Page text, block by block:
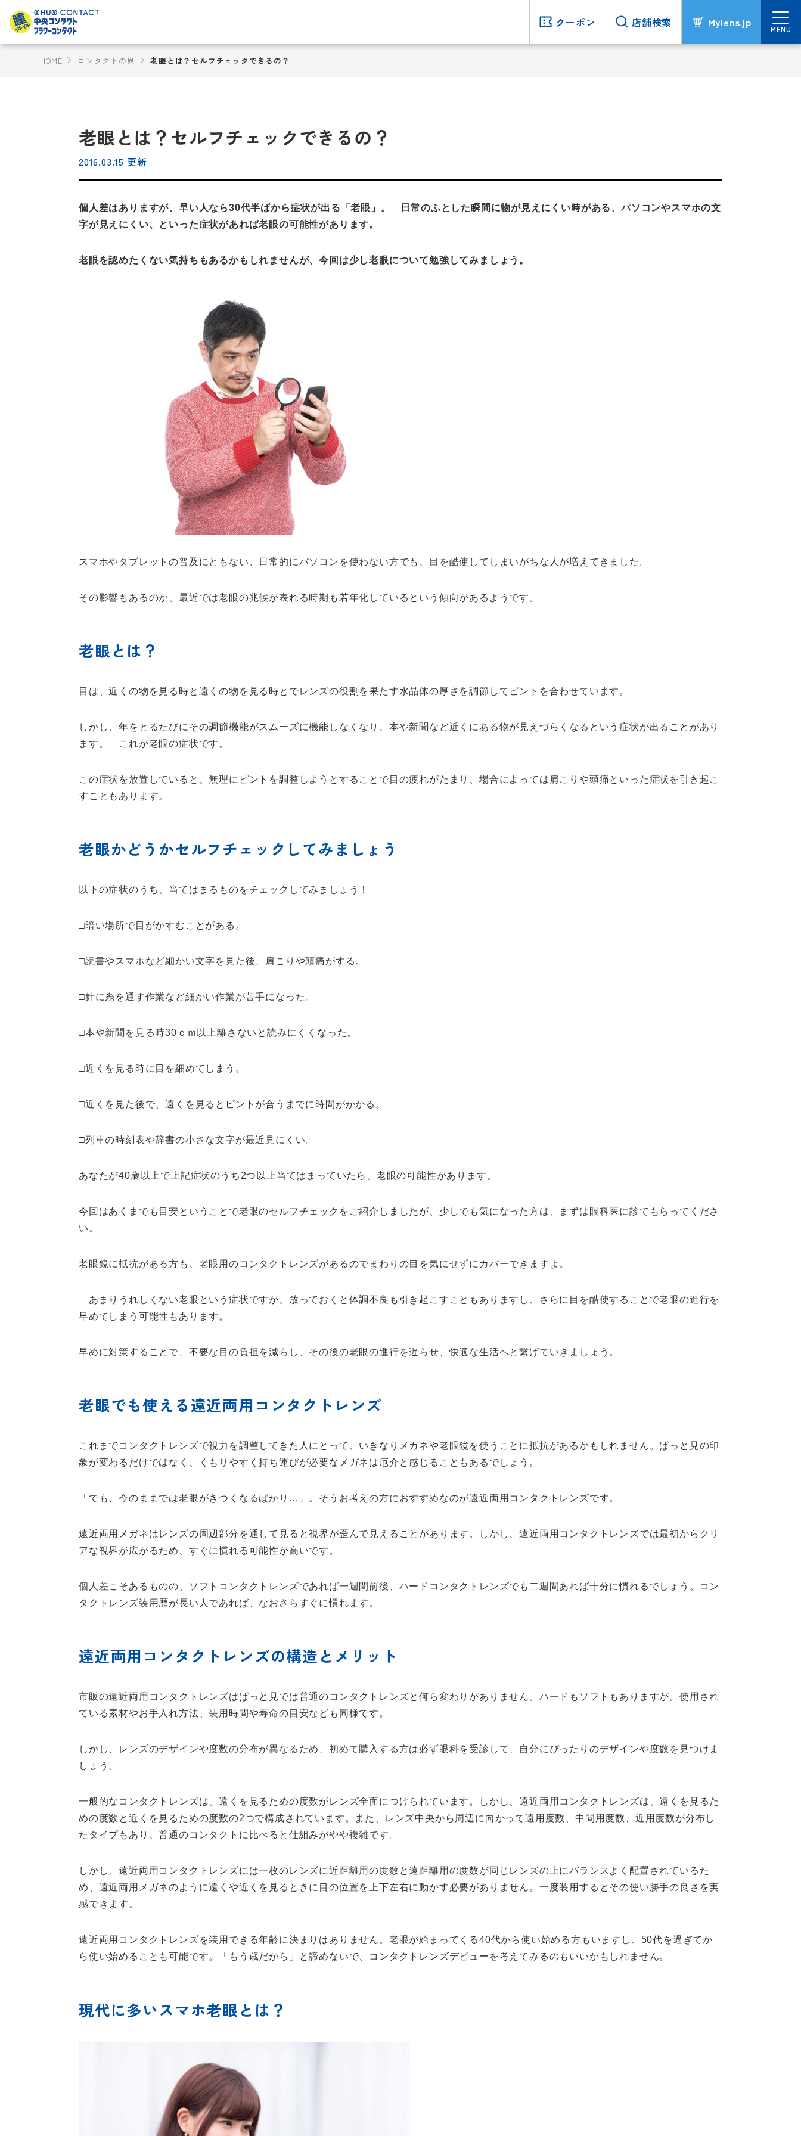
クーポン 店舗検索 Mylens.jp
MENU
HOME コンタクトの泉 老眼とは？セルフチェックできるの？
老眼とは？セルフチェックできるの？
2016.03.15 更新
個人差はありますが、早い人なら30代半ばから症状が出る「老眼」。 日常のふとした瞬間に物が見えにくい時がある、パソコンやスマホの文
字が見えにくい、といった症状があれば老眼の可能性があります。
老眼を認めたくない気持ちもあるかもしれませんが、今回は少し老眼について勉強してみましょう。
スマホやタブレットの普及にともない、日常的にパソコンを使わない方でも、目を酷使してしまいがちな人が増えてきました。
その影響もあるのか、最近では老眼の兆候が表れる時期も若年化しているという傾向があるようです。
老眼とは？
目は、近くの物を見る時と遠くの物を見る時とでレンズの役割を果たす水晶体の厚さを調節してピントを合わせています。
しかし、年をとるたびにその調節機能がスムーズに機能しなくなり、本や新聞など近くにある物が見えづらくなるという症状が出ることがあり
ます。 これが老眼の症状です。
この症状を放置していると、無理にピントを調整しようとすることで目の疲れがたまり、場合によっては肩こりや頭痛といった症状を引き起こ
すこともあります。
老眼かどうかセルフチェックしてみましょう
以下の症状のうち、当てはまるものをチェックしてみましょう！
□暗い場所で目がかすむことがある。
□読書やスマホなど細かい文字を見た後、肩こりや頭痛がする。
□針に糸を通す作業など細かい作業が苦手になった。
□本や新聞を見る時30ｃｍ以上離さないと読みにくくなった。
□近くを見る時に目を細めてしまう。
□近くを見た後で、遠くを見るとピントが合うまでに時間がかかる。
□列車の時刻表や辞書の小さな文字が最近見にくい。
あなたが40歳以上で上記症状のうち2つ以上当てはまっていたら、老眼の可能性があります。
今回はあくまでも目安ということで老眼のセルフチェックをご紹介しましたが、少しでも気になった方は、まずは眼科医に診てもらってくださ
い。
老眼鏡に抵抗がある方も、老眼用のコンタクトレンズがあるのでまわりの目を気にせずにカバーできますよ。
あまりうれしくない老眼という症状ですが、放っておくと体調不良も引き起こすこともありますし、さらに目を酷使することで老眼の進行を
早めてしまう可能性もあります。
早めに対策することで、不要な目の負担を減らし、その後の老眼の進行を遅らせ、快適な生活へと繋げていきましょう。
老眼でも使える遠近両用コンタクトレンズ
これまでコンタクトレンズで視力を調整してきた人にとって、いきなりメガネや老眼鏡を使うことに抵抗があるかもしれません。ぱっと見の印
象が変わるだけではなく、くもりやすく持ち運びが必要なメガネは厄介と感じることもあるでしょう。
「でも、今のままでは老眼がきつくなるばかり…」。そうお考えの方におすすめなのが遠近両用コンタクトレンズです。
遠近両用メガネはレンズの周辺部分を通して見ると視界が歪んで見えることがあります。しかし、遠近両用コンタクトレンズでは最初からクリ
アな視界が広がるため、すぐに慣れる可能性が高いです。
個人差こそあるものの、ソフトコンタクトレンズであれば一週間前後、ハードコンタクトレンズでも二週間あれば十分に慣れるでしょう。コン
タクトレンズ装用歴が長い人であれば、なおさらすぐに慣れます。
遠近両用コンタクトレンズの構造とメリット
市販の遠近両用コンタクトレンズはぱっと見では普通のコンタクトレンズと何ら変わりがありません。ハードもソフトもありますが。使用され
ている素材やお手入れ方法、装用時間や寿命の目安なども同様です。
しかし、レンズのデザインや度数の分布が異なるため、初めて購入する方は必ず眼科を受診して、自分にぴったりのデザインや度数を見つけま
しょう。
一般的なコンタクトレンズは、遠くを見るための度数がレンズ全面につけられています。しかし、遠近両用コンタクトレンズは、遠くを見るた
めの度数と近くを見るための度数の2つで構成されています。また、レンズ中央から周辺に向かって遠用度数、中間用度数、近用度数が分布し
たタイプもあり、普通のコンタクトに比べると仕組みがやや複雑です。
しかし、遠近両用コンタクトレンズには一枚のレンズに近距離用の度数と遠距離用の度数が同じレンズの上にバランスよく配置されているた
め、遠近両用メガネのように遠くや近くを見るときに目の位置を上下左右に動かす必要がありません。一度装用するとその使い勝手の良さを実
感できます。
遠近両用コンタクトレンズを装用できる年齢に決まりはありません。老眼が始まってくる40代から使い始める方もいますし、50代を過ぎてか
ら使い始めることも可能です。「もう歳だから」と諦めないで、コンタクトレンズデビューを考えてみるのもいいかもしれません。
現代に多いスマホ老眼とは？
クーポン 店舗検索 Mylens.jp
MENU